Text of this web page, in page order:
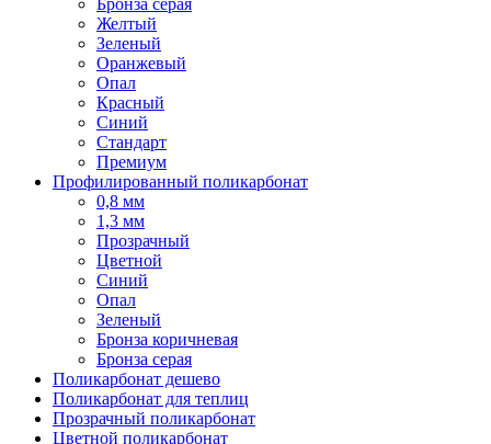
Бронза серая
Желтый
Зеленый
Оранжевый
Опал
Красный
Синий
Стандарт
Премиум
Профилированный поликарбонат
0,8 мм
1,3 мм
Прозрачный
Цветной
Синий
Опал
Зеленый
Бронза коричневая
Бронза серая
Поликарбонат дешево
Поликарбонат для теплиц
Прозрачный поликарбонат
Цветной поликарбонат